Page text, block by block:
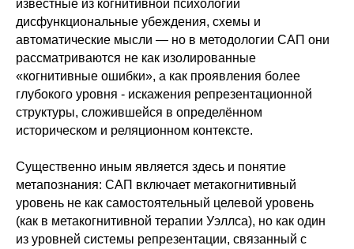
известные из когнитивной психологии
дисфункциональные убеждения, схемы и
автоматические мысли — но в методологии САП они
рассматриваются не как изолированные
«когнитивные ошибки», а как проявления более
глубокого уровня - искажения репрезентационной
структуры, сложившейся в определённом
историческом и реляционном контексте.
Существенно иным является здесь и понятие
метапознания: CAП включает метакогнитивный
уровень не как самостоятельный целевой уровень
(как в метакогнитивной терапии Уэллса), но как один
из уровней системы репрезентации, связанный с